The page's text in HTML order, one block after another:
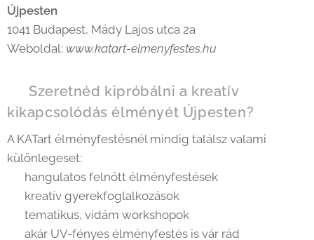
Újpesten
1041 Budapest, Mády Lajos utca 2a
Weboldal: www.katart-elmenyfestes.hu
🌟 Szeretnéd kipróbálni a kreatív
kikapcsolódás élményét Újpesten?
A KATart élményfestésnél mindig találsz valami
különlegeset:
🎨 hangulatos felnőtt élményfestések
🌈 kreatív gyerekfoglalkozások
✨ tematikus, vidám workshopok
💡 akár UV-fényes élményfestés is vár rád